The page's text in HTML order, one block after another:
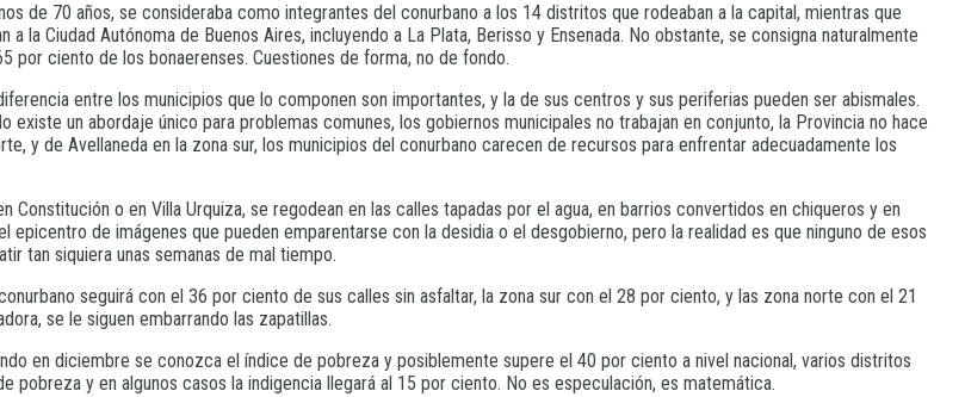
de 70 años, se consideraba como integrantes del conurbano a los 14 distritos que rodeaban a la capital, mientras que
la Ciudad Autónoma de Buenos Aires, incluyendo a La Plata, Berisso y Ensenada. No obstante, se consigna naturalmente
por ciento de los bonaerenses. Cuestiones de forma, no de fondo.
entre los municipios que lo componen son importantes, y la de sus centros y sus periferias pueden ser abismales.
un abordaje único para problemas comunes, los gobiernos municipales no trabajan en conjunto, la Provincia no hace
y de Avellaneda en la zona sur, los municipios del conurbano carecen de recursos para enfrentar adecuadamente los
o en Villa Urquiza, se regodean en las calles tapadas por el agua, en barrios convertidos en chiqueros y en
de imágenes que pueden emparentarse con la desidia o el desgobierno, pero la realidad es que ninguno de esos
tan siquiera unas semanas de mal tiempo.
seguirá con el 36 por ciento de sus calles sin asfaltar, la zona sur con el 28 por ciento, y las zona norte con el 21
se le siguen embarrando las zapatillas.
en diciembre se conozca el índice de pobreza y posiblemente supere el 40 por ciento a nivel nacional, varios distritos
pobreza y en algunos casos la indigencia llegará al 15 por ciento. No es especulación, es matemática.